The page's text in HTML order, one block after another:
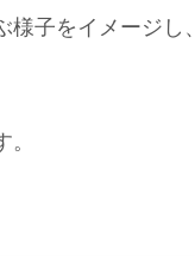
子をイメージし、